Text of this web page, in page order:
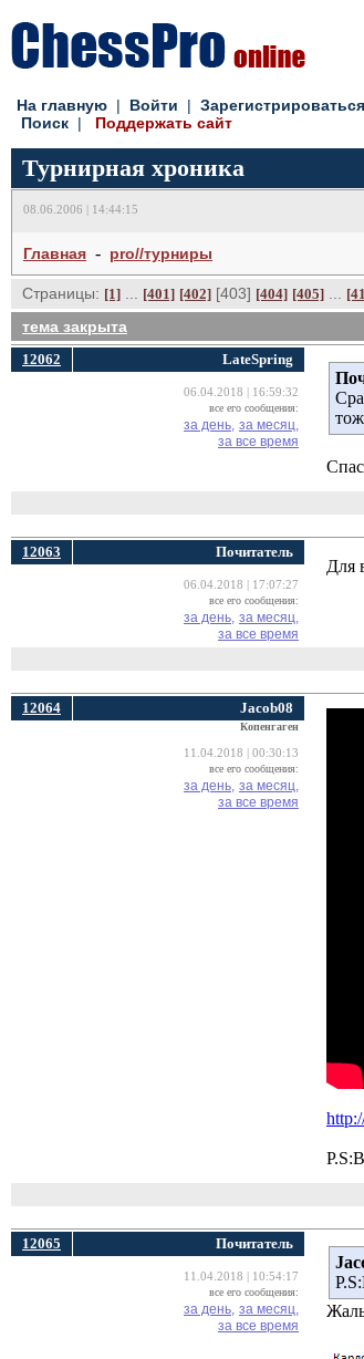
На главную | Войти | Зарегистрироваться
Поиск | Поддержать сайт
Турнирная хроника
08.06.2006 | 14:44:15
Главная - pro//турниры
Страницы: [1] [401] [402] [403] [404] [405]
тема закрыта
12062 LateSpring
06.04.2018 | 16:59:32
все его сообщения:
за день, за месяц,
за все время
12063 Почитатель
06.04.2018 | 17:07:27
все его сообщения:
за день, за месяц,
за все время
Для
12064 Jacob08
Копенгаген
11.04.2018 | 00:30:13
все его сообщения:
за день, за месяц,
за все время
12065 Почитатель
11.04.2018 | 10:54:17
все его сообщения:
за день, за месяц,
за все время